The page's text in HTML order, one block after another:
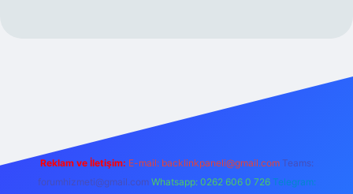
Reklam ve İletişim: E-mail: backlinkpaneli@gmail.com Teams:
forumhizmeti@gmail.com Whatsapp: 0262 606 0 726 Telegram: